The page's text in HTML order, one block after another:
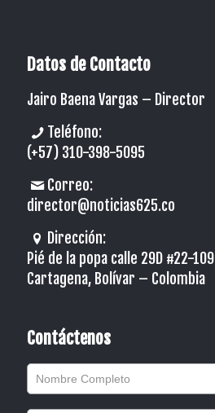
Datos de Contacto
Jairo Baena Vargas – Director
Teléfono:
(+57) 310-398-5095
Correo:
director@noticias625.co
Dirección:
Pié de la popa calle 29D #22-109
Cartagena, Bolívar – Colombia
Contáctenos